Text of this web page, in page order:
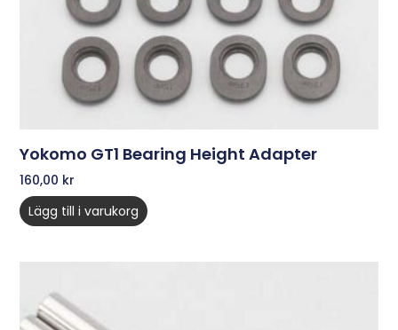
Yokomo GT1 Bearing Height Adapter
160,00 kr
Lägg till i varukorg